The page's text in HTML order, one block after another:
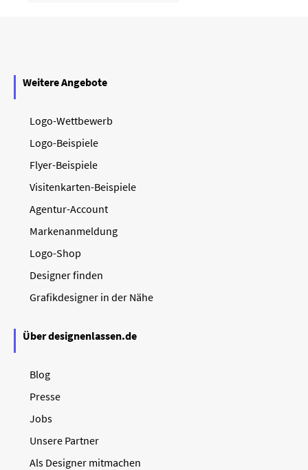
Weitere Angebote
Logo-Wettbewerb
Logo-Beispiele
Flyer-Beispiele
Visitenkarten-Beispiele
Agentur-Account
Markenanmeldung
Logo-Shop
Designer finden
Grafikdesigner in der Nähe
Über designenlassen.de
Blog
Presse
Jobs
Unsere Partner
Als Designer mitmachen